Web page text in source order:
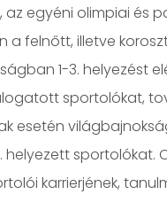
egyéni olimpiai és
a felnőtt, illetve
1-3. helyezést
sportolókat,
esetén
helyezett sportolókat.
karrierjének,